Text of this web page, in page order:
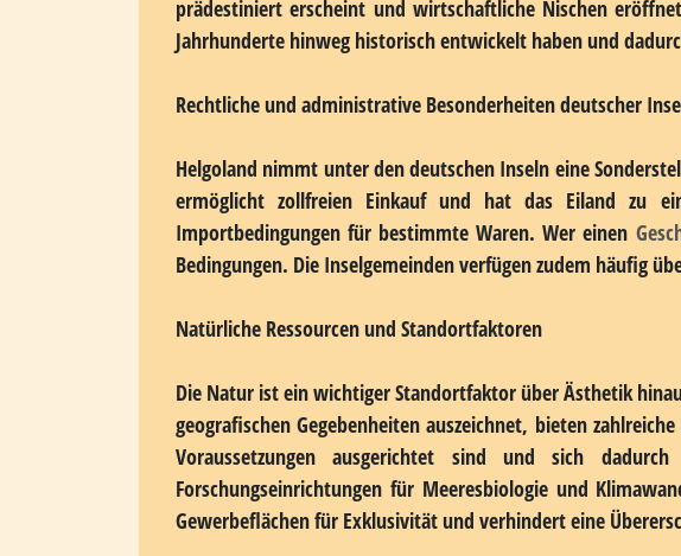
anspricht. Gerade deutsche Unternehmer entdecken
dass diese abgeschiedenen Orte weit mehr als nur
bieten Inseln, die weit mehr als nur Urlaubsziele sind.
sorgfältigen Standortwahl besonders zu achten ist, wenn
Inselstandorte im Überblick: Besondere
Inseln unterscheiden sich grundlegend von
durch die damit verbundenen Besonderheiten,
prädestiniert erscheint und wirtschaftliche Nischen
Jahrhunderte hinweg historisch entwickelt haben und
Rechtliche und administrative Besonderheiten deutscher
Helgoland nimmt unter den deutschen Inseln eine